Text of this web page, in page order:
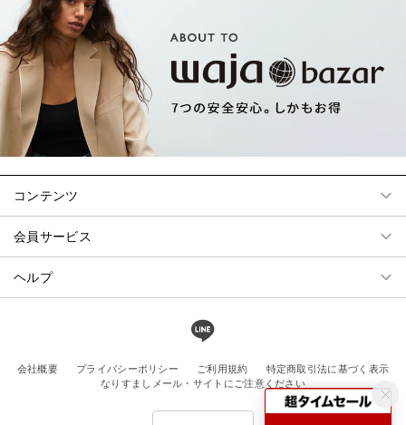
コンテンツ
会員サービス
ヘルプ
会社概要 プライバシーポリシー ご利用規約
特定商取引法に基づく表示
なりすましメール・サイトにご注意ください